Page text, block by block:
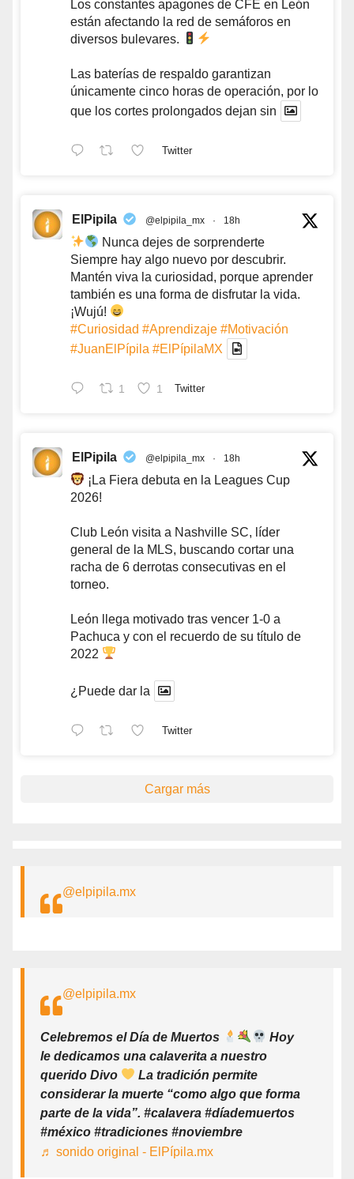
Los constantes apagones de CFE en León
están afectando la red de semáforos en
diversos bulevares.
Las baterías de respaldo garantizan
únicamente cinco horas de operación, por lo
que los cortes prolongados dejan sin
Twitter
ElPipila @elpipila_mx · 18h
Nunca dejes de sorprenderte
Siempre hay algo nuevo por descubrir.
Mantén viva la curiosidad, porque aprender
también es una forma de disfrutar la vida.
¡Wujú!
#Curiosidad #Aprendizaje #Motivación
#JuanElPípila #ElPípilaMX
1 1 Twitter
ElPipila @elpipila_mx · 18h
¡La Fiera debuta en la Leagues Cup
2026!
Club León visita a Nashville SC, líder
general de la MLS, buscando cortar una
racha de 6 derrotas consecutivas en el
torneo.
León llega motivado tras vencer 1-0 a
Pachuca y con el recuerdo de su título de
2022
¿Puede dar la
Twitter
Cargar más
@elpipila.mx
@elpipila.mx
Celebremos el Día de Muertos
Hoy
le dedicamos una calaverita a nuestro
querido Divo
La tradición permite
considerar la muerte “como algo que forma
parte de la vida”. #calavera #díademuertos
#méxico #tradiciones #noviembre
♬ sonido original - ElPípila.mx